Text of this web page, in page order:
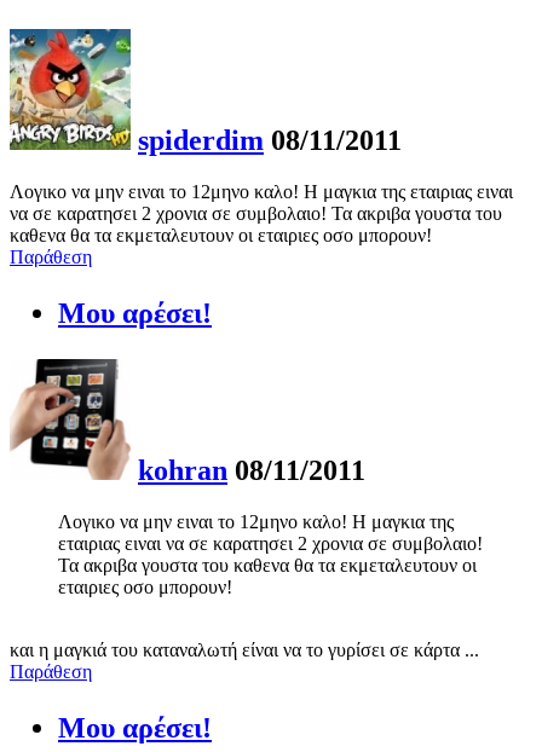
spiderdim 08/11/2011
Λογικο να μην ειναι το 12μηνο καλο! Η μαγκια της εταιριας ειναι
να σε καρατησει 2 χρονια σε συμβολαιο! Τα ακριβα γουστα του
καθενα θα τα εκμεταλευτουν οι εταιριες οσο μπορουν!
Παράθεση
Μου αρέσει!
kohran 08/11/2011
Λογικο να μην ειναι το 12μηνο καλο! Η μαγκια της
εταιριας ειναι να σε καρατησει 2 χρονια σε συμβολαιο!
Τα ακριβα γουστα του καθενα θα τα εκμεταλευτουν οι
εταιριες οσο μπορουν!
και η μαγκιά του καταναλωτή είναι να το γυρίσει σε κάρτα ...
Παράθεση
Μου αρέσει!